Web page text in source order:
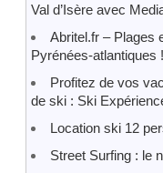
Val d’Isère avec
Abritel.fr – Plages
Pyrénées-atlantiques !
Profitez de vos
de ski : Ski
Location ski 12
Street Surfing : le